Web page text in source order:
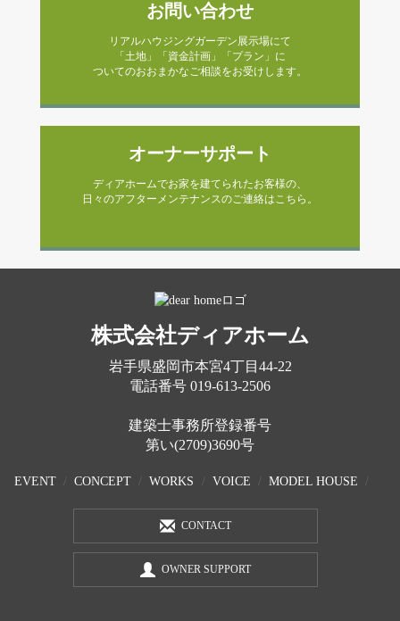
お問い合わせ
リアルハウジングガーデン展示場にて
「土地」「資金計画」「プラン」に
ついてのおおまかなご相談をお受けします。
オーナーサポート
ディアホームでお家を建てられたお客様の、
日々のアフターメンテナンスのご連絡はこちら。
株式会社ディアホーム
岩手県盛岡市本宮4丁目44-22
電話番号 019-613-2506
建築士事務所登録番号
第い(2709)3690号
EVENT CONCEPT WORKS VOICE MODEL HOUSE
CONTACT
OWNER SUPPORT